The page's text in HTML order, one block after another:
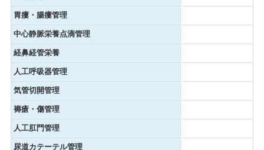
胃瘻・腸瘻管理
中心静脈栄養点滴管理
経鼻経管栄養
人工呼吸器管理
気管切開管理
褥瘡・傷管理
人工肛門管理
尿道カテーテル管理